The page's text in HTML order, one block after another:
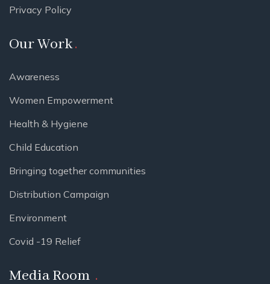
Privacy Policy
Our Work
Awareness
Women Empowerment
Health & Hygiene
Child Education
Bringing together communities
Distribution Campaign
Environment
Covid -19 Relief
Media Room